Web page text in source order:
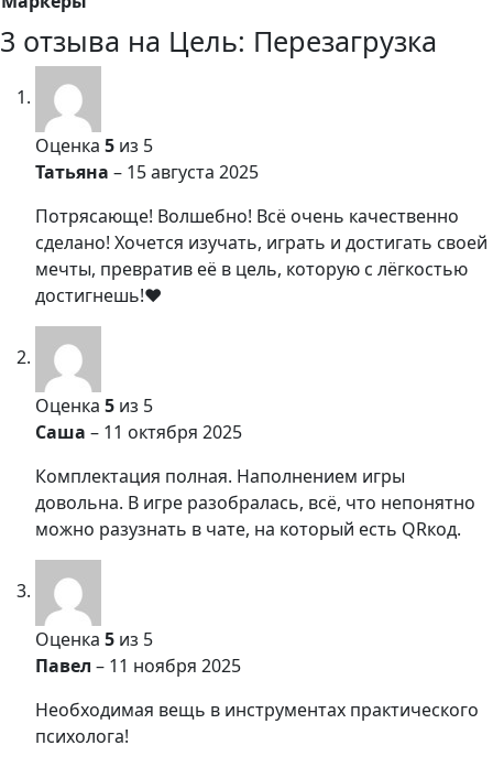
3 отзыва на Цель: Перезагрузка
Оценка 5 из 5
Татьяна – 15 августа 2025
Потрясающе! Волшебно! Всё очень качественно
сделано! Хочется изучать, играть и достигать своей
мечты, превратив её в цель, которую с лёгкостью
достигнешь!❤️
Оценка 5 из 5
Саша – 11 октября 2025
Комплектация полная. Наполнением игры
довольна. В игре разобралась, всё, что непонятно
можно разузнать в чате, на который есть QRкод.
Оценка 5 из 5
Павел – 11 ноября 2025
Необходимая вещь в инструментах практического
психолога!